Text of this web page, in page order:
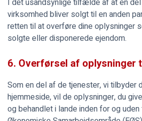
I det usandsynlige tilfælde af at en
virksomhed bliver solgt til en anden
retten til at overføre dine oplysninger
solgte eller disponerede ejendom.
6. Overførsel af oplysninger
Som en del af de tjenester, vi tilbyder
hjemmeside, vil de oplysninger, du
og behandlet i lande inden for og